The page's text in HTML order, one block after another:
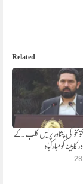
Related
کی پشاور پریس کلب کے
کومبارکباد